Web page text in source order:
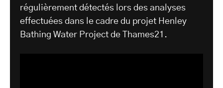
régulièrement détectés lors des analyses
effectuées dans le cadre du projet Henley
Bathing Water Project de Thames21.